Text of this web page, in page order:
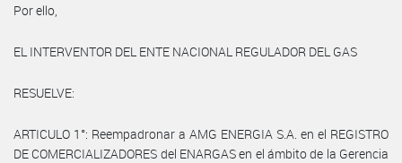
Por ello,
EL INTERVENTOR DEL ENTE NACIONAL REGULADOR DEL GAS
RESUELVE:
ARTICULO 1°: Reempadronar a AMG ENERGIA S.A. en el REGISTRO
DE COMERCIALIZADORES del ENARGAS en el ámbito de la Gerencia